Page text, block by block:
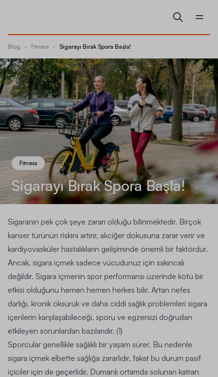
Blog - Fitness - Sigarayı Bırak Spora Başla!
Fitness
Sigarayı Bırak Spora Başla!
Sigaranın pek çok şeye zararı olduğu bilinmektedir. Birçok
kanser türünün riskini artırır, akciğer dokusuna zarar verir ve
kardiyovasküler hastalıkların gelişiminde önemli bir faktördür.
Ancak, sigara içmek sadece vücudunuz için sakıncalı
değildir. Sigara içmenin spor performansı üzerinde kötü bir
etkisi olduğunu hemen hemen herkes bilir. Artan nefes
darlığı, kronik öksürük ve daha ciddi sağlık problemleri sigara
içenlerin karşılaşabileceği, sporu ve egzersizi doğrudan
etkileyen sorunlardan bazılarıdır. (1)
Sporcular genellikle sağlıklı bir yaşam sürer. Bu nedenle
sigara içmek elbette sağlığa zararlıdır, fakat bu durum pasif
içiciler için de geçerlidir. Dumanlı ortamda solunan katran